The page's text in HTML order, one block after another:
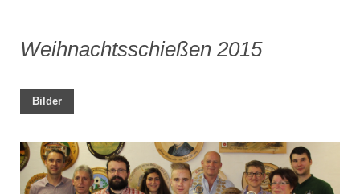
Weihnachtsschießen 2015
Bilder